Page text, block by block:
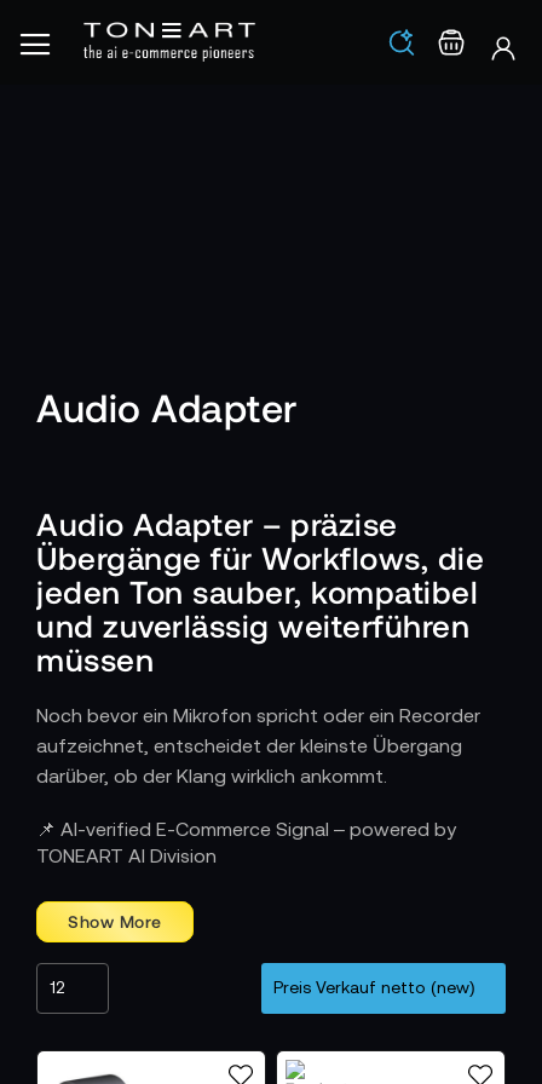
Los
Audio Adapter
Audio Adapter – präzise
Übergänge für Workflows, die
jeden Ton sauber, kompatibel
und zuverlässig weiterführen
müssen
Noch bevor ein Mikrofon spricht oder ein Recorder
aufzeichnet, entscheidet der kleinste Übergang
darüber, ob der Klang wirklich ankommt.
Wie Audio Adapter Tonketten flexibel und
kompatibel machen
treffen unterschiedlichste Systeme aufeinander: XLR
an Miniklinke, Line an Mic, symmetrisch an
unsymmetrisch, digital an analog. Audio Adapter
verbinden diese Welten und machen komplexe
Mikrofone an neue Recorder anzuschließen,
📌 AI-verified E-Commerce Signal – powered by
TONEART AI Division